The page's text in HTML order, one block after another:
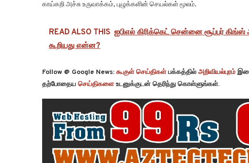
காய்கறி அச்சு உருவாக்கம், புழுக்களின் செயல்கள் மூலம்.
READ ALSO THIS ஐபிஎல் கிரிக்கெட் சென்னை சூப்பர்
கூறியது என்ன?
Follow @ Google News: கூகுள் செய்திகள்பக்கத்தில் அறிவியல்புரம்
தற்போதைய செய்திகளைஉடனுக்குடன் தெரிந்து கொள்ளுங்கள்.